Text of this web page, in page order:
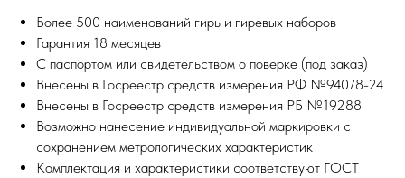
Более 500 наименований гирь и гиревых наборов
Гарантия 18 месяцев
С паспортом или свидетельством о поверке (под заказ)
Внесены в Госреестр средств измерения РФ №94078-24
Внесены в Госреестр средств измерения РБ №19288
Возможно нанесение индивидуальной маркировки с
сохранением метрологических характеристик
Комплектация и характеристики соответствуют ГОСТ